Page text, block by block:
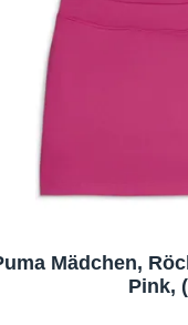
Mädchen,
Pink,